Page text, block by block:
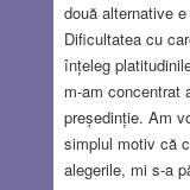
două alternative
Dificultatea cu
înțeleg
m-am concentrat
președinție. Am
simplul motiv că
alegerile, mi s-a